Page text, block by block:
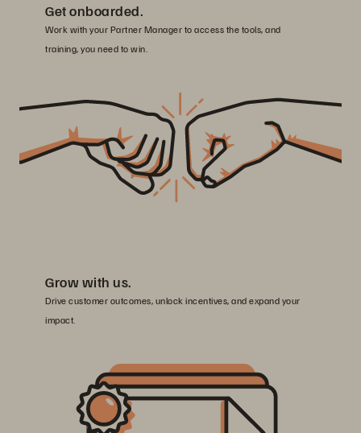
Get onboarded.
Work with your Partner Manager to access the tools, and
training, you need to win.
Grow with us.
Drive customer outcomes, unlock incentives, and expand your
impact.